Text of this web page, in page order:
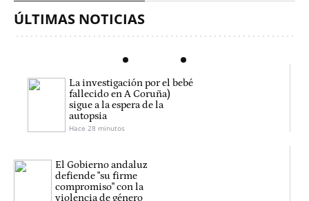
ÚLTIMAS NOTICIAS
La investigación por el bebé
fallecido en A Coruña)
sigue a la espera de la
autopsia
Hace 28 minutos
El Gobierno andaluz
defiende "su firme
compromiso" con la
violencia de género